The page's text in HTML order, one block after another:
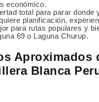
económico.
total para parar donde
planificación,
para rutas populares y
69 o Laguna Churup.
Aproximados
Blanca